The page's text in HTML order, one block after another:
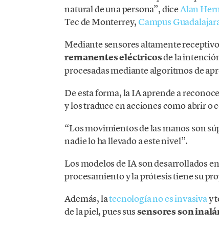
natural de una persona”, diceAlan
Tec de Monterrey, Campus
Mediante sensores altamente
remanentes eléctricosde la
procesadas mediante algoritmos de
De esta forma, la IA aprende a
y los traduce en acciones como abrir o
“Los movimientos de las manos son
nadie lo ha llevado a este nivel”.
Los modelos de IA son desarrollados
procesamiento y la prótesis tiene su
Además, latecnología no es invasivay
de la piel, pues sussensores son